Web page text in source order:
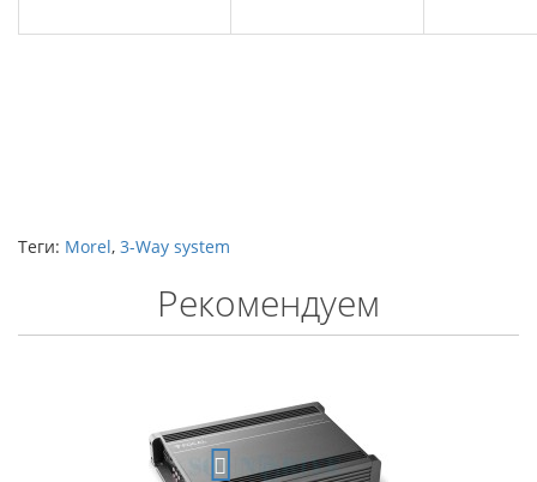
Теги: Morel, 3-Way system
Рекомендуем